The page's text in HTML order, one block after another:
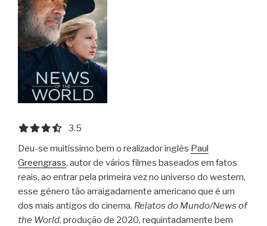
3.5 out of 5.0 stars
3.5
Deu-se muitíssimo bem o realizador inglês Paul
Greengrass, autor de vários filmes baseados em fatos
reais, ao entrar pela primeira vez no universo do western,
esse gênero tão arraigadamente americano que é um
dos mais antigos do cinema. Relatos do Mundo/News of
the World, produção de 2020, requintadamente bem